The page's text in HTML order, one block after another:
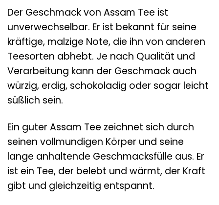
Der Geschmack von Assam Tee ist
unverwechselbar. Er ist bekannt für seine
kräftige, malzige Note, die ihn von anderen
Teesorten abhebt. Je nach Qualität und
Verarbeitung kann der Geschmack auch
würzig, erdig, schokoladig oder sogar leicht
süßlich sein.
Ein guter Assam Tee zeichnet sich durch
seinen vollmundigen Körper und seine
lange anhaltende Geschmacksfülle aus. Er
ist ein Tee, der belebt und wärmt, der Kraft
gibt und gleichzeitig entspannt.